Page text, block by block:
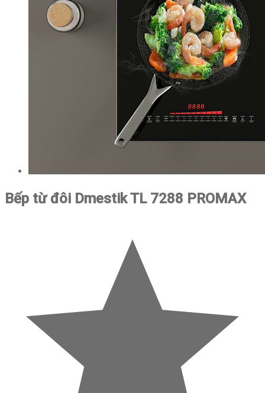
Bếp từ đôi Dmestik TL 7288 PROMAX